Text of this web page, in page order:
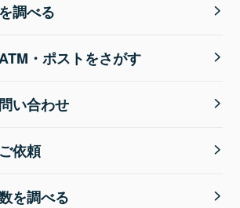
調べる
・ポストをさがす
い合わせ
依頼
を調べる